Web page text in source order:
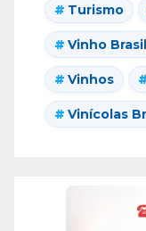
Turismo
Vinho
Vinhos
Vinícolas